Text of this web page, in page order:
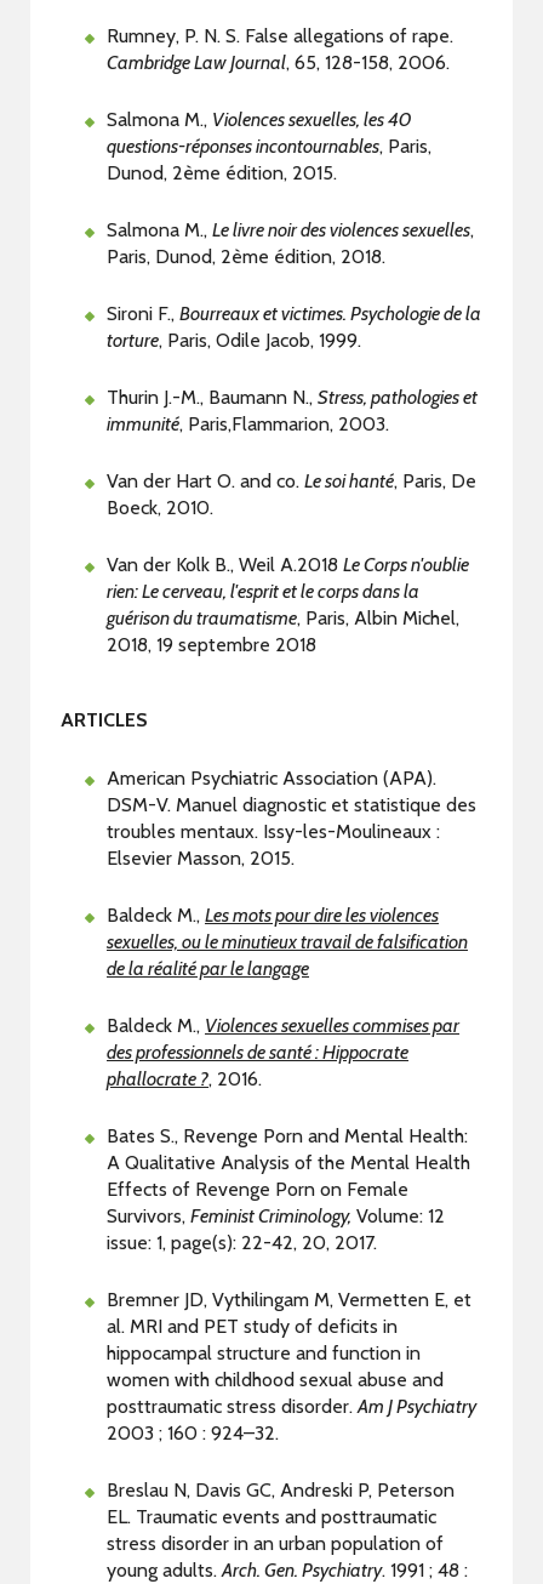
Rumney, P. N. S. False allegations of rape.
Cambridge Law Journal, 65, 128-158, 2006.
Salmona M., Violences sexuelles, les 40
questions-réponses incontournables, Paris,
Dunod, 2ème édition, 2015.
Salmona M., Le livre noir des violences sexuelles,
Paris, Dunod, 2ème édition, 2018.
Sironi F., Bourreaux et victimes. Psychologie de la
torture, Paris, Odile Jacob, 1999.
Thurin J.-M., Baumann N., Stress, pathologies et
immunité, Paris,Flammarion, 2003.
Van der Hart O. and co. Le soi hanté, Paris, De
Boeck, 2010.
Van der Kolk B., Weil A.2018 Le Corps n'oublie
rien: Le cerveau, l'esprit et le corps dans la
guérison du traumatisme, Paris, Albin Michel,
2018, 19 septembre 2018
ARTICLES
American Psychiatric Association (APA).
DSM-V. Manuel diagnostic et statistique des
troubles mentaux. Issy-les-Moulineaux :
Elsevier Masson, 2015.
Baldeck M., Les mots pour dire les violences
sexuelles, ou le minutieux travail de falsification
de la réalité par le langage
Baldeck M., Violences sexuelles commises par
des professionnels de santé : Hippocrate
phallocrate ?, 2016.
Bates S., Revenge Porn and Mental Health:
A Qualitative Analysis of the Mental Health
Effects of Revenge Porn on Female
Survivors, Feminist Criminology, Volume: 12
issue: 1, page(s): 22-42, 20, 2017.
Bremner JD, Vythilingam M, Vermetten E, et
al. MRI and PET study of deficits in
hippocampal structure and function in
women with childhood sexual abuse and
posttraumatic stress disorder.Am J Psychiatry
2003 ; 160 : 924–32.
Breslau N, Davis GC, Andreski P, Peterson
EL. Traumatic events and posttraumatic
stress disorder in an urban population of
young adults.Arch. Gen. Psychiatry. 1991 ; 48 :